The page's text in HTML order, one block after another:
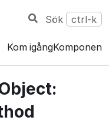
Kom igång
Sök ctrl-k